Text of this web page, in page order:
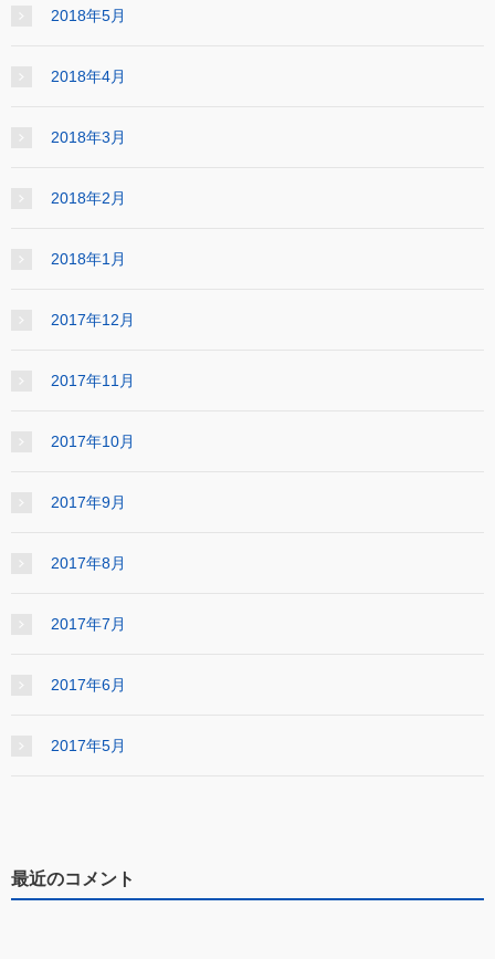
2018年5月
2018年4月
2018年3月
2018年2月
2018年1月
2017年12月
2017年11月
2017年10月
2017年9月
2017年8月
2017年7月
2017年6月
2017年5月
最近のコメント